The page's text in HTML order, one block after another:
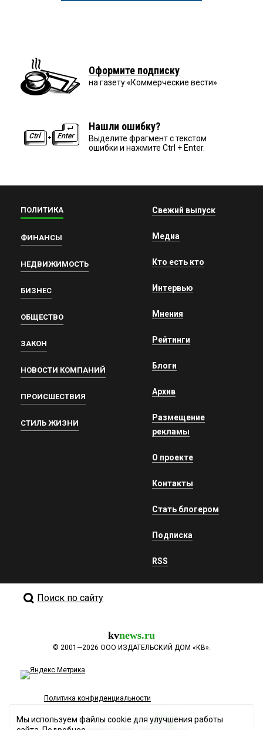
Оформите подписку
на газету «Коммерческие вести»
Нашли ошибку?
Выделите фрагмент с текстом
ошибки и нажмите Ctrl + Enter.
ПОЛИТИКА
ФИНАНСЫ
НЕДВИЖИМОСТЬ
БИЗНЕС
ОБЩЕСТВО
ЗАКОН
НОВОСТИ КОМПАНИЙ
ПРОИСШЕСТВИЯ
СТИЛЬ ЖИЗНИ
Свежий выпуск
Медиа
Кто есть кто
Интервью
Мнения
Рейтинги
Блоги
Архив
Размещение
рекламы
О проекте
Контакты
Стать блогером
Подписка
RSS
Поиск по сайту
kvnews.ru
© 2001—2026 ООО ИЗДАТЕЛЬСКИЙ ДОМ «КВ».
Политика конфиденциальности
Мы используем файлы cookie для улучшения работы